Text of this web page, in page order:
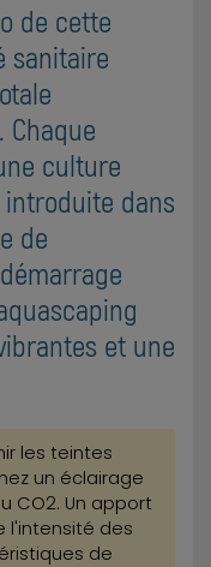
de cette
sanitaire
Chaque
culture
dans
de
et une
les teintes
un éclairage
CO2. Un apport
l'intensité des
de